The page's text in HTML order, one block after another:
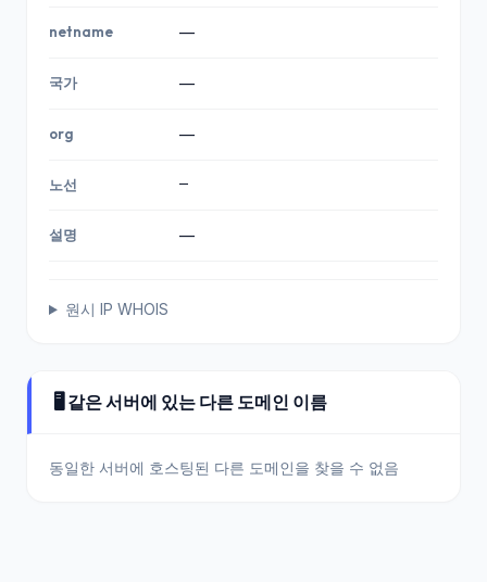
netname —
국가 —
org —
노선 —
설명 —
원시 IP WHOIS
🖥️ 같은 서버에 있는 다른 도메인 이름
동일한 서버에 호스팅된 다른 도메인을 찾을 수 없음